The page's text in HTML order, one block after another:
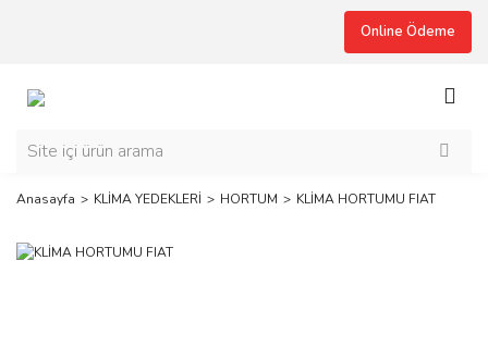
Online Ödeme
Anasayfa KLİMA YEDEKLERİ HORTUM KLİMA HORTUMU FIAT